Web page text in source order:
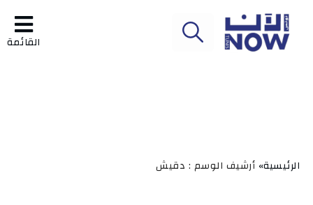
القائمة
الرئيسية» أرشيف الوسم : دقيش